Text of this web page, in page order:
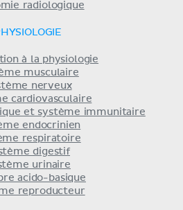
radiologique
à la physiologie
musculaire
nerveux
cardiovasculaire
et système immunitaire
endocrinien
respiratoire
digestif
urinaire
acido-basique
reproducteur